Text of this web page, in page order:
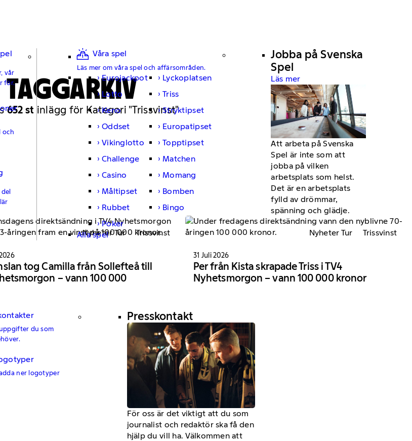
vår
för.
och
del
Våra spel
Läs mer om våra spel och affärsområden.
Eurojackpot
Lyckoplatsen
Lotto
Triss
Keno
Stryktipset
Oddset
Europatipset
Vikinglotto
Topptipset
Challenge
Matchen
Casino
Momang
Måltipset
Bomben
Rubbet
Bingo
Poker
Alla spel
Jobba på Svenska
Spel
Läs mer
Att arbeta på Svenska
Spel är inte som att
jobba på vilken
arbetsplats som helst.
Det är en arbetsplats
fylld av drömmar,
spänning och glädje.
du som
ner logotyper
Presskontakt
För oss är det viktigt att du som
journalist och redaktör ska få den
hjälp du vill ha. Välkommen att
TAGGARKIV
652 st inlägg för Kategori "Trissvinst"
Nyheter Tur Trissvinst
tog Camilla från Sollefteå till
– vann 100 000
Nyheter Tur Trissvinst
31 Juli 2026
Per från Kista skrapade Triss i TV4
Nyhetsmorgon – vann 100 000 kronor